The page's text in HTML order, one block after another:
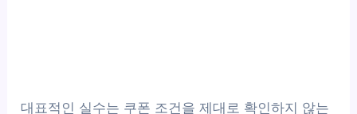
대표적인 실수는 쿠폰 조건을 제대로 확인하지 않는